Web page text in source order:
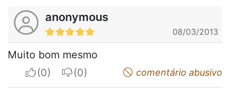
anonymous
08/03/2013
Muito bom mesmo
I apreciateI do not appreciatecomentário abusivo